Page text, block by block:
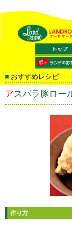
おすすめレシピ
アスパラ豚ロー
作り方